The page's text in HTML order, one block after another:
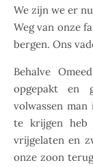
We zijn we er
Weg van onze
bergen. Ons
Behalve
opgepakt en
volwassen
te krijgen heb
vrijgelaten en
onze zoon